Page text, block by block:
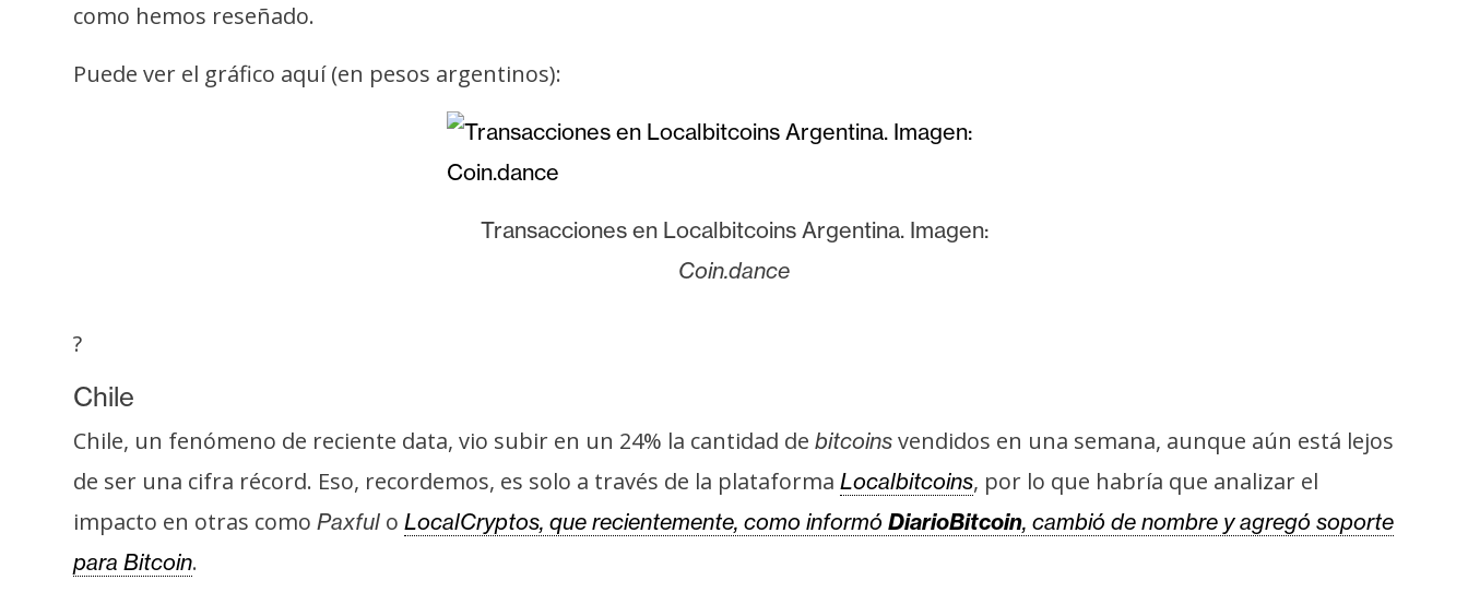
s
e
u
r
s
o
s
como hemos reseñado.
Puede ver el gráfico aquí (en pesos argentinos):
Transacciones en Localbitcoins Argentina. Imagen:
Coin.dance
?
Chile
Chile, un fenómeno de reciente data, vio subir en un 24% la cantidad de bitcoins vendidos en una semana, aunque aún está lejos
de ser una cifra récord. Eso, recordemos, es solo a través de la plataforma Localbitcoins, por lo que habría que analizar el
impacto en otras como Paxful o LocalCryptos, que recientemente, como informó DiarioBitcoin, cambió de nombre y agregó soporte
para Bitcoin.